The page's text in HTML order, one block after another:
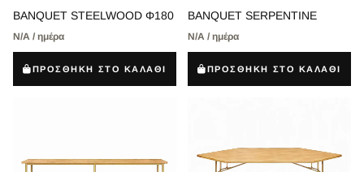
BANQUET STEELWOOD Φ180
Ν/Α / ημέρα
ΠΡΟΣΘΗΚΗ ΣΤΟ ΚΑΛΑΘΙ
BANQUET SERPENTINE
Ν/Α / ημέρα
ΠΡΟΣΘΗΚΗ ΣΤΟ ΚΑΛΑΘΙ